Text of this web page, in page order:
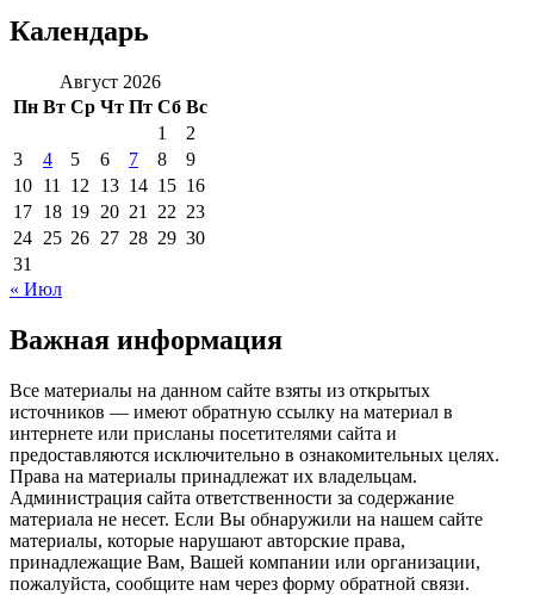
Календарь
Август 2026
Пн Вт Ср Чт Пт Сб Вс
1
2
3
4 5 6 7 8
9
10 11 12 13 14 15 16
17 18 19 20 21 22 23
24 25 26 27 28 29 30
31
« Июл
Важная информация
Все материалы на данном сайте взяты из открытых
источников — имеют обратную ссылку на материал в
интернете или присланы посетителями сайта и
предоставляются исключительно в ознакомительных целях.
Права на материалы принадлежат их владельцам.
Администрация сайта ответственности за содержание
материала не несет. Если Вы обнаружили на нашем сайте
материалы, которые нарушают авторские права,
принадлежащие Вам, Вашей компании или организации,
пожалуйста, сообщите нам через форму обратной связи.